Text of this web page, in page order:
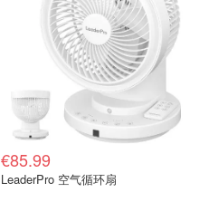
€85.99
LeaderPro 空气循环扇